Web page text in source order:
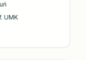
UMK